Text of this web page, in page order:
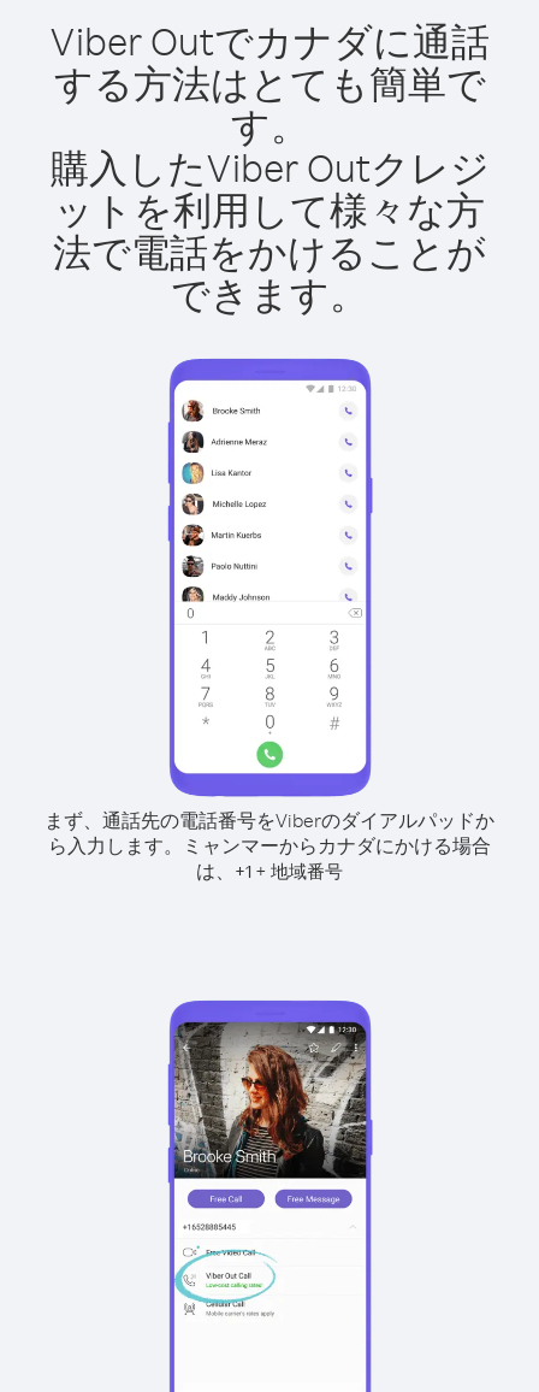
Viber Outでカナダに通話
する方法はとても簡単で
す。
購入したViber Outクレジ
ットを利用して様々な方
法で電話をかけることが
できます。
まず、通話先の電話番号をViberのダイアルパッドか
ら入力します。
ミャンマーからカナダにかける場合
は、 +1 + 地域番号